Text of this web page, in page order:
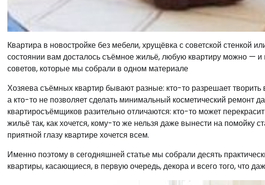
Квартира в новостройке без мебели, хрущёвка с советской стенкой
состоянии вам досталось съёмное жильё, любую квартиру можно —
советов, которые мы собрали в одном материале
Хозяева съёмных квартир бывают разные: кто-то разрешает
а кто-то не позволяет сделать минимальный косметический ремонт
квартиросъёмщиков разительно отличаются: кто-то может
жильё так, как хочется, кому-то же нельзя даже вынести на помойку
приятной глазу квартире хочется всем.
Именно поэтому в сегодняшней статье мы собрали десять
квартиры, касающиеся, в первую очередь, декора и всего того, что